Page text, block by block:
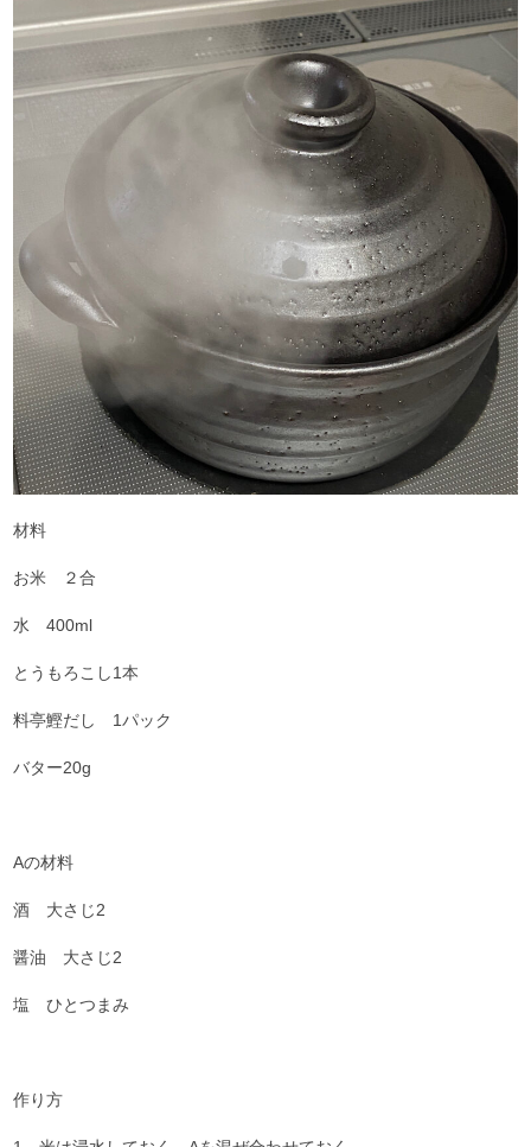
材料
お米 ２合
水 400ml
とうもろこし1本
料亭鰹だし 1パック
バター20g
Aの材料
酒 大さじ2
醤油 大さじ2
塩 ひとつまみ
作り方